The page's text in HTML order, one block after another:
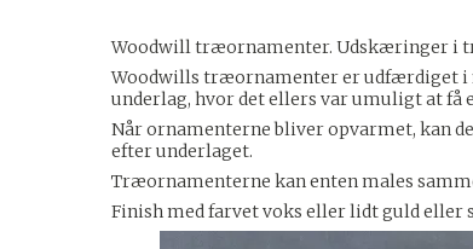
Woodwill træornamenter. Udskæringer i
Woodwills træornamenter er udfærdiget i
underlag, hvor det ellers var umuligt at få
Når ornamenterne bliver opvarmet, kan
efter underlaget.
Træornamenterne kan enten males
Finish med farvet voks eller lidt guld eller